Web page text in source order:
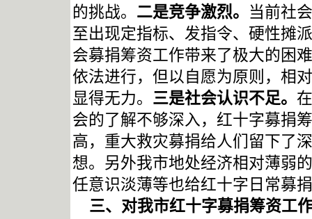
的挑战。 二是竞争激烈。
当前社
至出现定指标、发指令、硬性摊
会募捐筹资工作带来了极大的困
依法进行，但以自愿为原则，相
显得无力。 三是社会认识不足。
会的了解不够深入，红十字募捐
高， 重大救灾募捐给人们留下了
想。另外我市地处经济相对薄弱
任意识淡薄等也给红十字日常募
三、对我市红十字募捐筹资工